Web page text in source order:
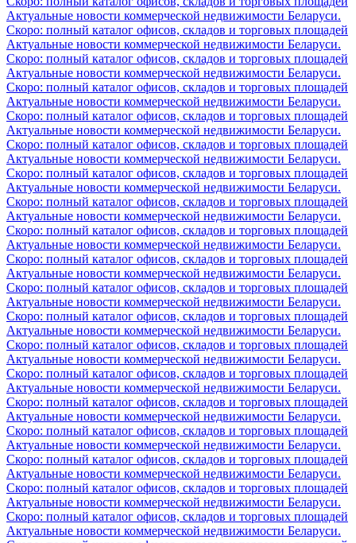
Актуальные новости коммерческой недвижимости Беларуси.
Скоро: полный каталог офисов, складов и торговых площадей
Актуальные новости коммерческой недвижимости Беларуси.
Скоро: полный каталог офисов, складов и торговых площадей
Актуальные новости коммерческой недвижимости Беларуси.
Скоро: полный каталог офисов, складов и торговых площадей
Актуальные новости коммерческой недвижимости Беларуси.
Скоро: полный каталог офисов, складов и торговых площадей
Актуальные новости коммерческой недвижимости Беларуси.
Скоро: полный каталог офисов, складов и торговых площадей
Актуальные новости коммерческой недвижимости Беларуси.
Скоро: полный каталог офисов, складов и торговых площадей
Актуальные новости коммерческой недвижимости Беларуси.
Скоро: полный каталог офисов, складов и торговых площадей
Актуальные новости коммерческой недвижимости Беларуси.
Скоро: полный каталог офисов, складов и торговых площадей
Актуальные новости коммерческой недвижимости Беларуси.
Скоро: полный каталог офисов, складов и торговых площадей
Актуальные новости коммерческой недвижимости Беларуси.
Скоро: полный каталог офисов, складов и торговых площадей
Актуальные новости коммерческой недвижимости Беларуси.
Скоро: полный каталог офисов, складов и торговых площадей
Актуальные новости коммерческой недвижимости Беларуси.
Скоро: полный каталог офисов, складов и торговых площадей
Актуальные новости коммерческой недвижимости Беларуси.
Скоро: полный каталог офисов, складов и торговых площадей
Актуальные новости коммерческой недвижимости Беларуси.
Скоро: полный каталог офисов, складов и торговых площадей
Актуальные новости коммерческой недвижимости Беларуси.
Скоро: полный каталог офисов, складов и торговых площадей
Актуальные новости коммерческой недвижимости Беларуси.
Скоро: полный каталог офисов, складов и торговых площадей
Актуальные новости коммерческой недвижимости Беларуси.
Скоро: полный каталог офисов, складов и торговых площадей
Актуальные новости коммерческой недвижимости Беларуси.
Скоро: полный каталог офисов, складов и торговых площадей
Актуальные новости коммерческой недвижимости Беларуси.